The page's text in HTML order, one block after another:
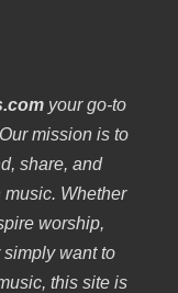
your go-to
mission is to
share, and
Whether
worship,
want to
this site is